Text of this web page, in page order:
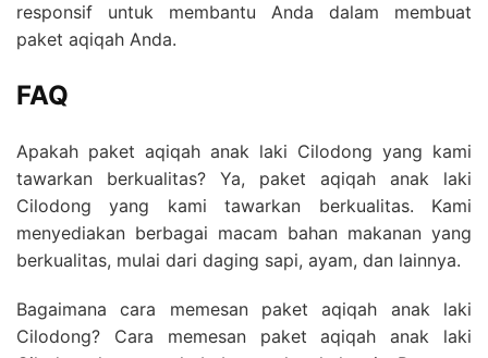
responsif untuk membantu Anda dalam membuat
paket aqiqah Anda.
FAQ
Apakah paket aqiqah anak laki Cilodong yang kami
tawarkan berkualitas? Ya, paket aqiqah anak laki
Cilodong yang kami tawarkan berkualitas. Kami
menyediakan berbagai macam bahan makanan yang
berkualitas, mulai dari daging sapi, ayam, dan lainnya.
Bagaimana cara memesan paket aqiqah anak laki
Cilodong? Cara memesan paket aqiqah anak laki